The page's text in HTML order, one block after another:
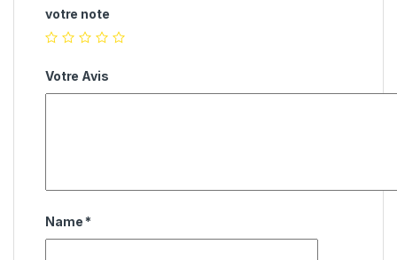
votre note
Votre Avis
Name *